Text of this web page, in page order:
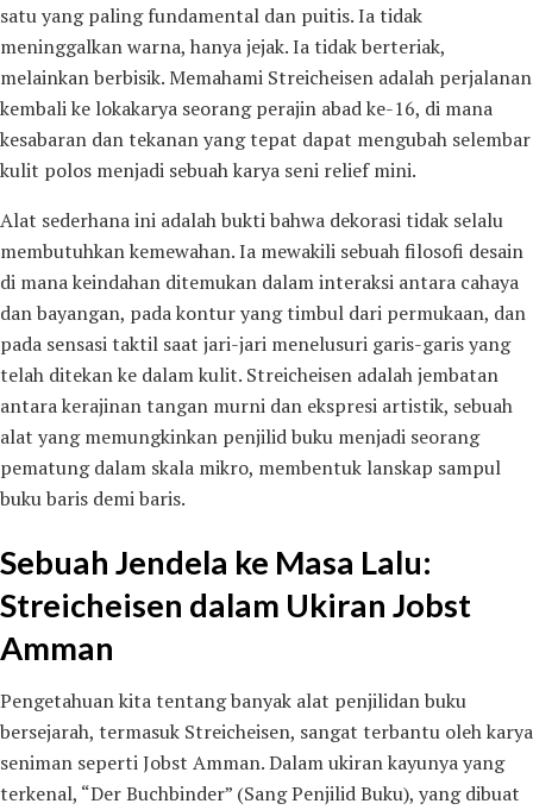
satu yang paling fundamental dan puitis. Ia tidak
meninggalkan warna, hanya jejak. Ia tidak berteriak,
melainkan berbisik. Memahami Streicheisen adalah perjalanan
kembali ke lokakarya seorang perajin abad ke-16, di mana
kesabaran dan tekanan yang tepat dapat mengubah selembar
kulit polos menjadi sebuah karya seni relief mini.
Alat sederhana ini adalah bukti bahwa dekorasi tidak selalu
membutuhkan kemewahan. Ia mewakili sebuah filosofi desain
di mana keindahan ditemukan dalam interaksi antara cahaya
dan bayangan, pada kontur yang timbul dari permukaan, dan
pada sensasi taktil saat jari-jari menelusuri garis-garis yang
telah ditekan ke dalam kulit. Streicheisen adalah jembatan
antara kerajinan tangan murni dan ekspresi artistik, sebuah
alat yang memungkinkan penjilid buku menjadi seorang
pematung dalam skala mikro, membentuk lanskap sampul
buku baris demi baris.
Sebuah Jendela ke Masa Lalu:
Streicheisen dalam Ukiran Jobst
Amman
Pengetahuan kita tentang banyak alat penjilidan buku
bersejarah, termasuk Streicheisen, sangat terbantu oleh karya
seniman seperti Jobst Amman. Dalam ukiran kayunya yang
terkenal, “Der Buchbinder” (Sang Penjilid Buku), yang dibuat